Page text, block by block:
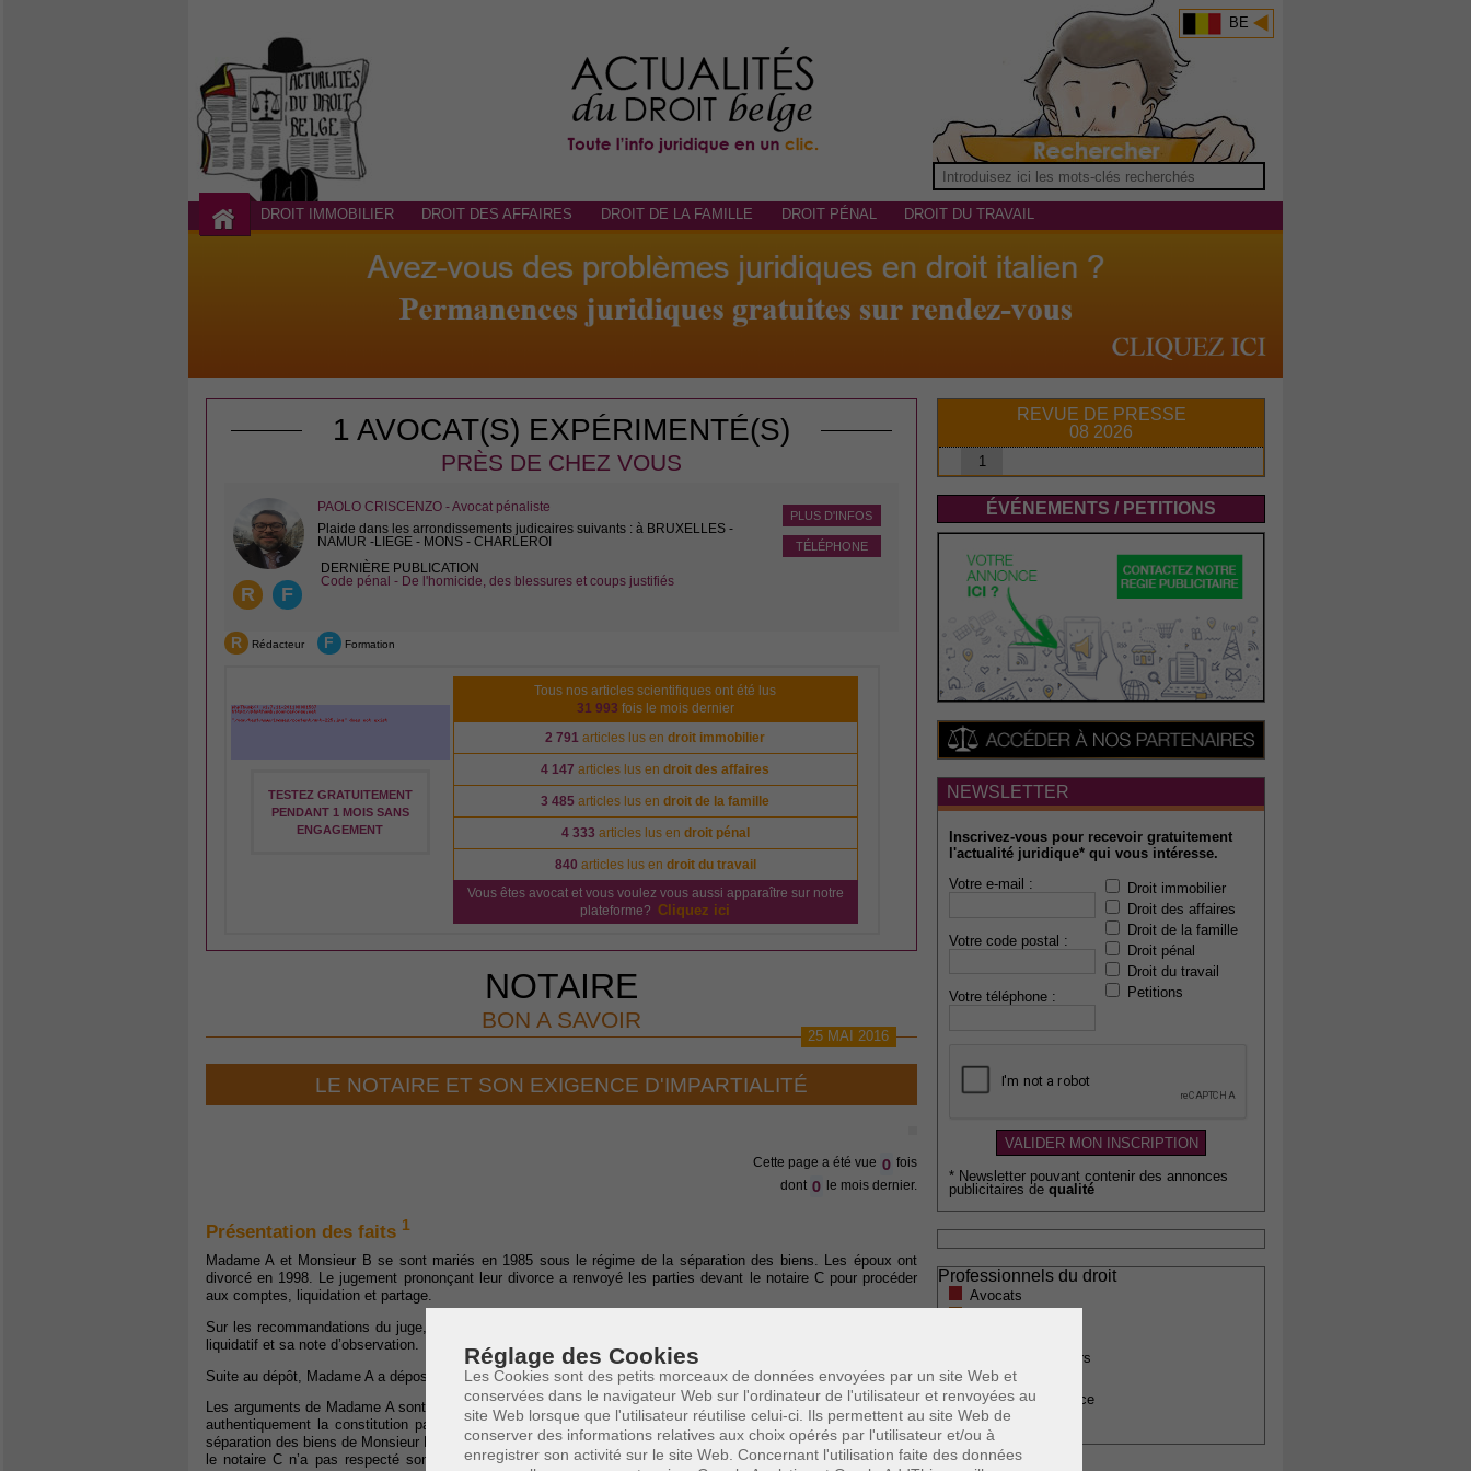
Réglage des Cookies
Les Cookies sont des petits morceaux de données envoyées par un site Web et
conservées dans le navigateur Web sur l'ordinateur de l'utilisateur et renvoyées au
site Web lorsque que l'utilisateur réutilise celui-ci. Ils permettent au site Web de
conserver des informations relatives aux choix opérés par l'utilisateur et/ou à
enregistrer son activité sur le site Web. Concernant l'utilisation faite des données
BE
DROIT IMMOBILIER DROIT DES AFFAIRES DROIT DE LA FAMILLE DROIT PÉNAL DROIT DU TRAVAIL
1 AVOCAT(S) EXPÉRIMENTÉ(S)
PRÈS DE CHEZ VOUS
R F
PLUS D'INFOS
TÉLÉPHONE
PAOLO CRISCENZO - Avocat pénaliste
Plaide dans les arrondissements judicaires suivants : à BRUXELLES -
NAMUR -LIEGE - MONS - CHARLEROI
DERNIÈRE PUBLICATION
Code pénal - De l'homicide, des blessures et coups justifiés
R Rédacteur F Formation
TESTEZ GRATUITEMENT
PENDANT 1 MOIS SANS
ENGAGEMENT
Tous nos articles scientifiques ont été lus
31 993 fois le mois dernier
2 791 articles lus endroit immobilier
4 147 articles lus endroit des affaires
3 485 articles lus endroit de la famille
4 333 articles lus en droit pénal
840 articles lus en droit du travail
Vous êtes avocat et vous voulez vous aussi apparaître sur notre
plateforme? Cliquez ici
NOTAIRE
BON A SAVOIR
25 MAI 2016
LE NOTAIRE ET SON EXIGENCE D'IMPARTIALITÉ
Cette page a été vue 0 fois
dont 0 le mois dernier.
Présentation des faits 1
Madame A et Monsieur B se sont mariés en 1985 sous le régime de la séparation des biens. Les époux ont
divorcé en 1998. Le jugement prononçant leur divorce a renvoyé les parties devant le notaire C pour procéder
aux comptes, liquidation et partage.
Sur les recommandations du juge, le notaire C dépose au greffe civil un état liquidatif, un procès-verbal d’état
liquidatif et sa note d’observation.
Suite au dépôt, Madame A a déposé des conclusions au greffe civil car elle doute de l’impartialité du notaire C.
Les arguments de Madame A sont les suivants : le notaire C, après avoir accepté sa mission judiciaire, a acté
authentiquement la constitution par Monsieur B et son père d’une SPRL et a reçu le contrat de mariage de
séparation des biens de Monsieur B et de sa nouvelle compagne, Madame E. Partant, Madame A considère que
le notaire C n’a pas respecté son exigence d’impartialité au regard de l’article 9 de la loi de Ventôse et de
REVUE DE PRESSE
08 2026
1
ÉVÉNEMENTS / PETITIONS
NEWSLETTER
Inscrivez-vous pour recevoir gratuitement
l'actualité juridique* qui vous intéresse.
Votre e-mail :
Votre code postal :
Votre téléphone :
Droit immobilier
Droit des affaires
Droit de la famille
Droit pénal
Droit du travail
Petitions
* Newsletter pouvant contenir des annonces
publicitaires de qualité
Professionnels du droit
Avocats
Agents immobiliers
Comptables
Huissiers de justice
Médecins